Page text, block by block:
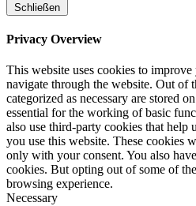
Schließen
Privacy Overview
This website uses cookies to
navigate through the website. Out of
categorized as necessary are stored
essential for the working of basic
also use third-party cookies that help
you use this website. These cookies
only with your consent. You also
cookies. But opting out of some of
browsing experience.
Necessary